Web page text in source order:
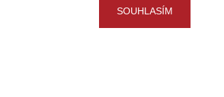
SOUHLASÍM